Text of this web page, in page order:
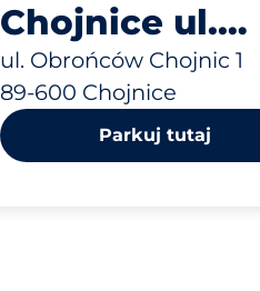
Chojnice ul.
Obrońców
Chojnic 1
ul. Obrońców Chojnic 1
89-600 Chojnice
Parkuj tutaj